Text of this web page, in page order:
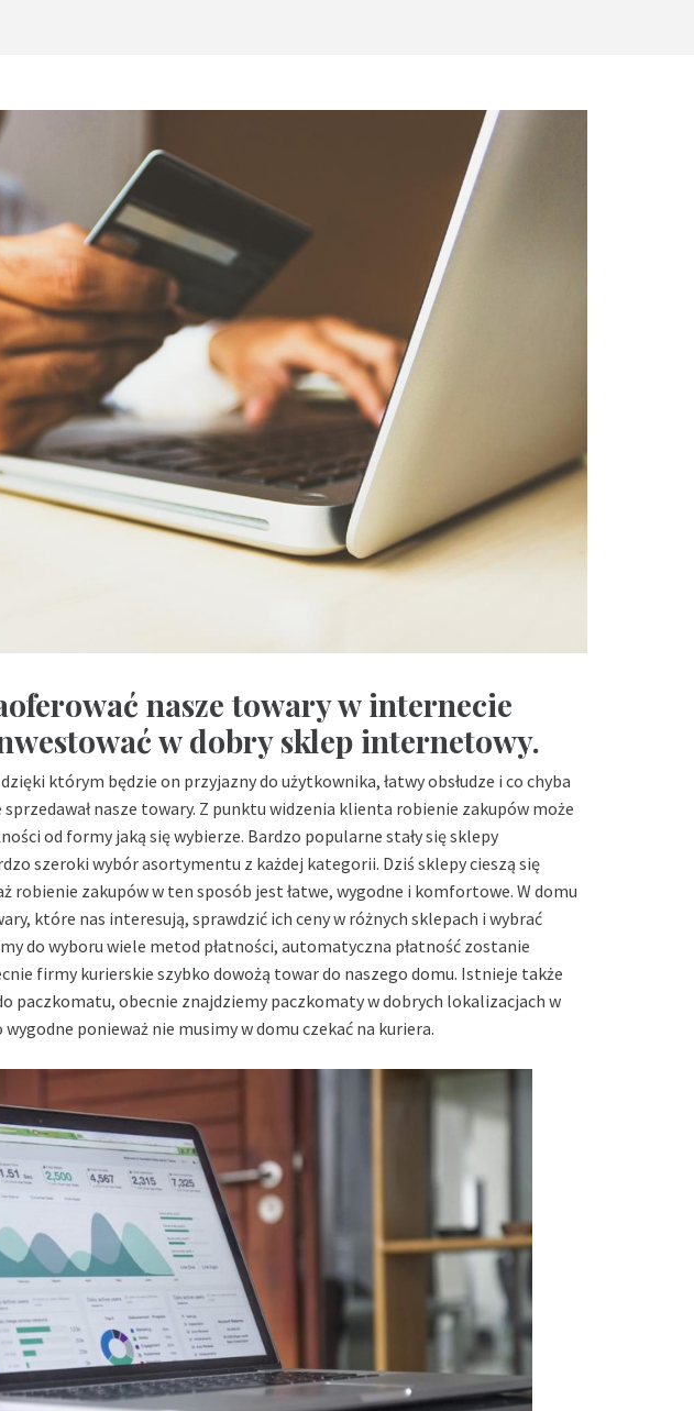
nasze towary w internecie
w dobry sklep internetowy.
którym będzie on przyjazny do użytkownika, łatwy obsłudze i co chyba
nasze towary. Z punktu widzenia klienta robienie zakupów może
od formy jaką się wybierze. Bardzo popularne stały się sklepy
szeroki wybór asortymentu z każdej kategorii. Dziś sklepy cieszą się
robienie zakupów w ten sposób jest łatwe, wygodne i komfortowe. W domu
które nas interesują, sprawdzić ich ceny w różnych sklepach i wybrać
do wyboru wiele metod płatności, automatyczna płatność zostanie
firmy kurierskie szybko dowożą towar do naszego domu. Istnieje także
paczkomatu, obecnie znajdziemy paczkomaty w dobrych lokalizacjach w
ponieważ nie musimy w domu czekać na kuriera.